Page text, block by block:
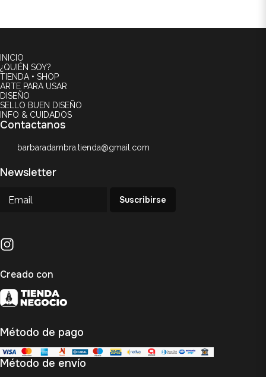
INICIO
¿QUIÉN SOY?
TIENDA • SHOP
ARTE PARA USAR
DISEÑO
SELLO BUEN DISEÑO
INFO & CUIDADOS
Contactanos
barbaradambra.tienda@gmail.com
Newsletter
Suscribirse
Creado con
Método de pago
Método de envío